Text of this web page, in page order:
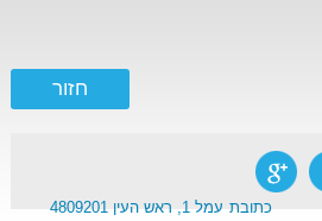
כתובת עמל 1, ראש העין 4809201